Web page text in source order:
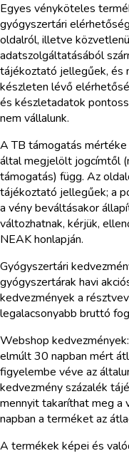
Egyes vényköteles
gyógyszertári
oldalról, illetve
adatszolgáltatásából
tájékoztató jellegűek, és
készleten lévő
és készletadatok
nem vállalunk.
A TB támogatás
által megjelölt jogcímtől
támogatás) függ. Az
tájékoztató jellegűek; a
a vény beváltásakor
változhatnak, kérjük,
NEAK honlapján.
Gyógyszertári
gyógyszertárak havi
kedvezmények a
legalacsonyabb bruttó
Webshop
elmúlt 30 napban mért
figyelembe véve az
kedvezmény százalék
mennyit takaríthat meg a
napban a terméket az
A termékek képei és